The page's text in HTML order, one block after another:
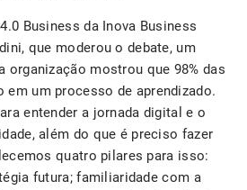
Business da Inova Business
que moderou o debate, um
organização mostrou que 98% das
em um processo de aprendizado.
entender a jornada digital e o
além do que é preciso fazer
quatro pilares para isso:
futura; familiaridade com a